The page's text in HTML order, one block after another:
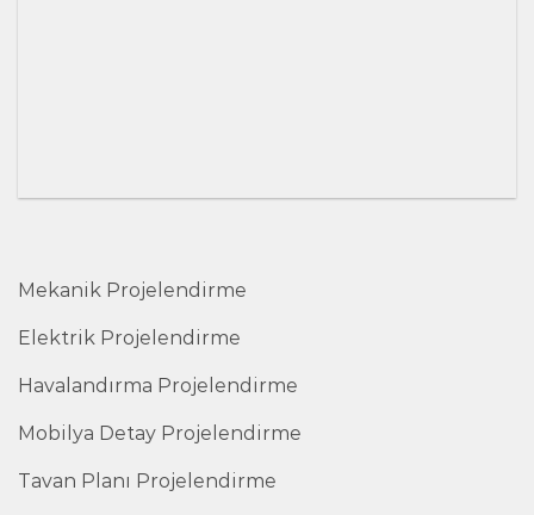
Mekanik Projelendirme
Elektrik Projelendirme
Havalandırma Projelendirme
Mobilya Detay Projelendirme
Tavan Planı Projelendirme